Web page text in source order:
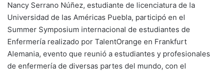
Nancy Serrano Núñez, estudiante de licenciatura de la
Universidad de las Américas Puebla, participó en el
Summer Symposium internacional de estudiantes de
Enfermería realizado por TalentOrange en Frankfurt
Alemania, evento que reunió a estudiantes y profesionales
de enfermería de diversas partes del mundo, con el